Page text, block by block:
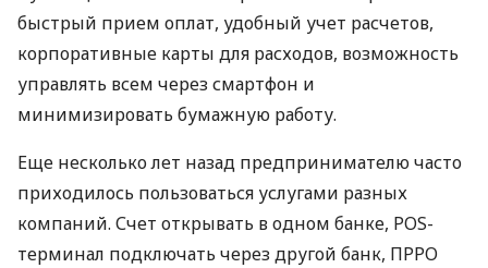
быстрый прием оплат, удобный учет расчетов,
корпоративные карты для расходов, возможность
управлять всем через смартфон и
минимизировать бумажную работу.
Еще несколько лет назад предпринимателю часто
приходилось пользоваться услугами разных
компаний. Счет открывать в одном банке, POS-
терминал подключать через другой банк, ПРРО